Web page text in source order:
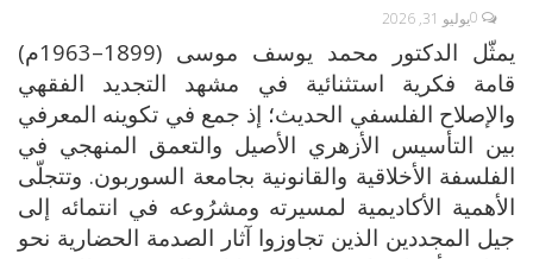
يوليو 31, 20260
يمثّل الدكتور محمد يوسف موسى (1899–1963م)
قامة فكرية استثنائية في مشهد التجديد الفقهي
والإصلاح الفلسفي الحديث؛ إذ جمع في تكوينه المعرفي
بين التأسيس الأزهري الأصيل والتعمق المنهجي في
الفلسفة الأخلاقية والقانونية بجامعة السوربون. وتتجلّى
الأهمية الأكاديمية لمسيرته ومشرُوعه في انتمائه إلى
جيل المجددين الذين تجاوزوا آثار الصدمة الحضارية نحو